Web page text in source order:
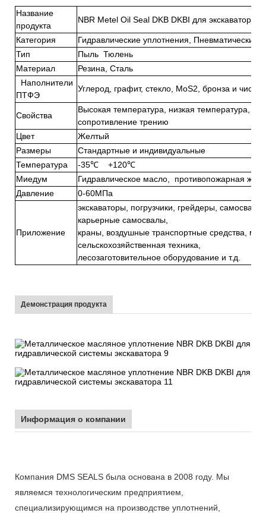
Название
продукта
NBR Metel Oil Seal DKB DKBI для
Категория
Гидравлические уплотнения, Пневматические
Тип
Пыль Тюлень
Материал
Резина, Сталь
Наполнители
ПТФЭ
Углерод, графит, стекло, MoS2, бронза и
Свойства
Высокая температура, низкая температура,
сопротивление трению
Цвет
Желтый
Размеры
Стандартные и индивидуальные
Температура
-35℃ +120℃
Миедум
Гидравлическое масло, противопожарная
Давление
0-60МПа
Приложение
экскаваторы, погрузчики, грейдеры,
карьерные самосвалы,
краны, воздушные транспортные средства,
сельскохозяйственная техника,
лесозаготовительное оборудование и т.д.
Демонстрация продукта
Информация о компании
Компания DMS SEALS была основана в 2008 году. Мы
являемся технологическим предприятием,
специализирующимся на производстве уплотнений,